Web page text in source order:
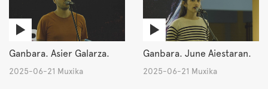
Ganbara. Asier Galarza.
2025-06-21 Muxika
Ganbara. June Aiestaran.
2025-06-21 Muxika